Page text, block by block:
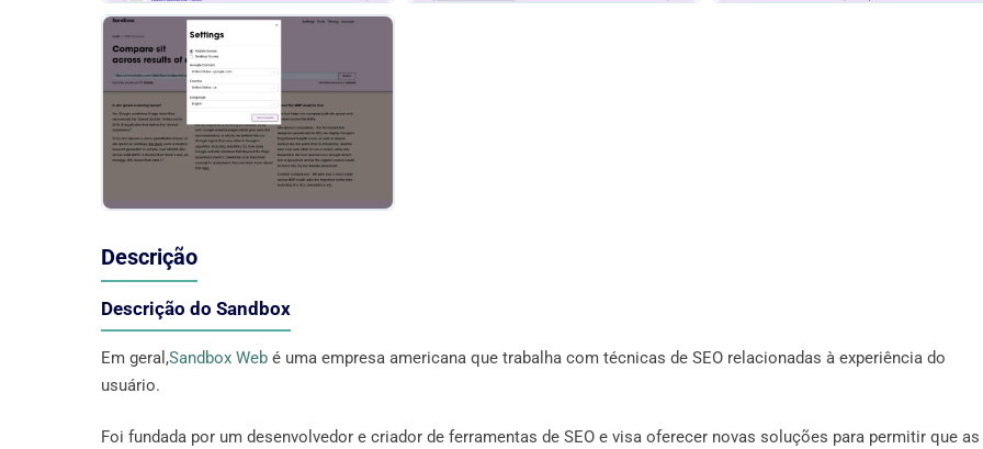
Descrição
Descrição do Sandbox
Em geral,Sandbox Web é uma empresa americana que trabalha com técnicas de SEO relacionadas à experiência do
usuário.
Foi fundada por um desenvolvedor e criador de ferramentas de SEO e visa oferecer novas soluções para permitir que as